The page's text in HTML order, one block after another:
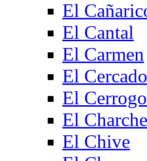
El
El Cantal
El Carmen
El Cercado
El
El Charche
El Chive